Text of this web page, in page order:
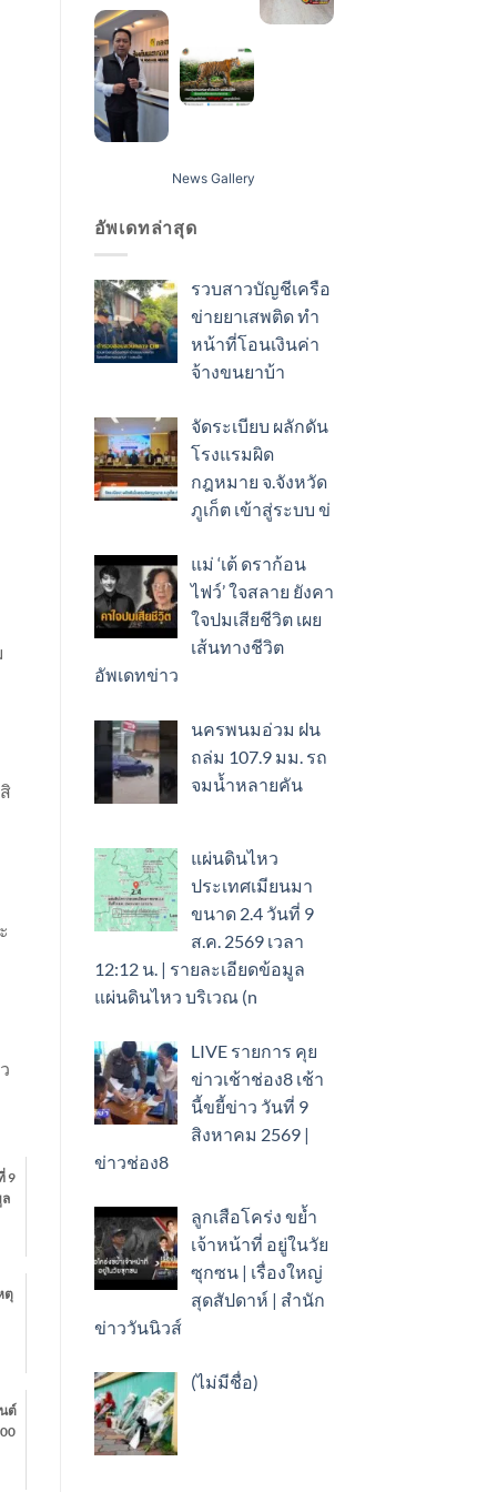
9
ล
ตุ
ต์
News Gallery
อัพเดทล่าสุด
รวบสาวบัญชีเครือ
ข่ายยาเสพติด ทำ
หน้าที่โอนเงินค่า
จ้างขนยาบ้า
จัดระเบียบ ผลักดัน
โรงแรมผิด
กฎหมาย จ.จังหวัด
ภูเก็ต เข้าสู่ระบบ ข่
แม่ ‘เต้ ดราก้อน
ไฟว์’ ใจสลาย ยังคา
ใจปมเสียชีวิต เผย
เส้นทางชีวิต
อัพเดทข่าว
นครพนมอ่วม ฝน
ถล่ม 107.9 มม. รถ
จมน้ำหลายคัน
แผ่นดินไหว
ประเทศเมียนมา
ขนาด 2.4 วันที่ 9
ส.ค. 2569 เวลา
12:12 น. | รายละเอียดข้อมูล
แผ่นดินไหว บริเวณ (n
LIVE รายการ คุย
ข่าวเช้าช่อง8 เช้า
นี้ขยี้ข่าว วันที่ 9
สิงหาคม 2569 |
ข่าวช่อง8
ลูกเสือโคร่ง ขย้ำ
เจ้าหน้าที่ อยู่ในวัย
ซุกซน | เรื่องใหญ่
สุดสัปดาห์ | สำนัก
ข่าววันนิวส์
(ไม่มีชื่อ)เรื่อง